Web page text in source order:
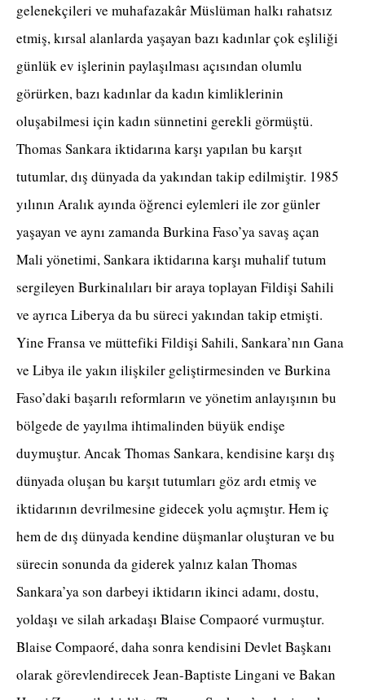
gelenekçileri ve muhafazakâr Müslüman halkı rahatsız
etmiş, kırsal alanlarda yaşayan bazı kadınlar çok eşliliği
günlük ev işlerinin paylaşılması açısından olumlu
görürken, bazı kadınlar da kadın kimliklerinin
oluşabilmesi için kadın sünnetini gerekli görmüştü.
Thomas Sankara iktidarına karşı yapılan bu karşıt
tutumlar, dış dünyada da yakından takip edilmiştir. 1985
yılının Aralık ayında öğrenci eylemleri ile zor günler
yaşayan ve aynı zamanda Burkina Faso’ya savaş açan
Mali yönetimi, Sankara iktidarına karşı muhalif tutum
sergileyen Burkinalıları bir araya toplayan Fildişi Sahili
ve ayrıca Liberya da bu süreci yakından takip etmişti.
Yine Fransa ve müttefiki Fildişi Sahili, Sankara’nın Gana
ve Libya ile yakın ilişkiler geliştirmesinden ve Burkina
Faso’daki başarılı reformların ve yönetim anlayışının bu
bölgede de yayılma ihtimalinden büyük endişe
duymuştur. Ancak Thomas Sankara, kendisine karşı dış
dünyada oluşan bu karşıt tutumları göz ardı etmiş ve
iktidarının devrilmesine gidecek yolu açmıştır. Hem iç
hem de dış dünyada kendine düşmanlar oluşturan ve bu
sürecin sonunda da giderek yalnız kalan Thomas
Sankara’ya son darbeyi iktidarın ikinci adamı, dostu,
yoldaşı ve silah arkadaşı Blaise Compaoré vurmuştur.
Blaise Compaoré, daha sonra kendisini Devlet Başkanı
olarak görevlendirecek Jean-Baptiste Lingani ve Bakan